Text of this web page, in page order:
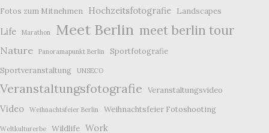
Fotos zum Mitnehmen Hochzeitsfotografie Landscapes
Life Marathon Meet Berlin meet berlin tour
Nature Panoramapunkt Berlin
Sportfotografie
Sportveranstaltung
UNSECO
Veranstaltungsfotografie Veranstaltungsvideo
Video Weihnachtsfeier Berlin Weihnachtsfeier Fotoshooting
Weltkulturerbe Wildlife Work